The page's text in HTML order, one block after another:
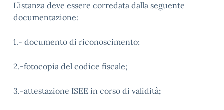
L’istanza deve essere corredata dalla seguente
documentazione:
1.- documento di riconoscimento;
2.-fotocopia del codice fiscale;
3.-attestazione ISEE in corso di validità;